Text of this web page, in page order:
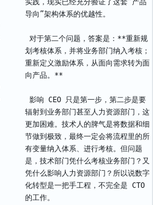
实践，现实已经充分验证了这套“产品
导向”架构体系的优越性。
对于第二个问题，答案是：**重新规
划考核体系，并将业务部门纳入考核；
重新定义激励体系，从面向需求转为面
向产品。**
影响 CEO 只是第一步，第二步是要
辐射到业务部门甚至人力资源部门，这
更加困难。技术人的脾气是将数据和细
节做到极致，最终一定会将流程里的所
有变量纳入体系、进行考核。但问题
是，技术部门凭什么考核业务部门？又
凭什么影响人力资源部门？所以说数字
化转型是一把手工程，不完全是 CTO
的工作。